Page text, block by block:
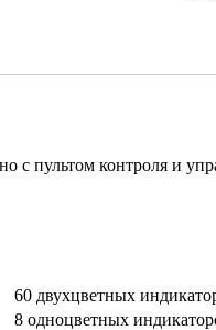
с пультом контроля и
60 двухцветных
8 одноцветных